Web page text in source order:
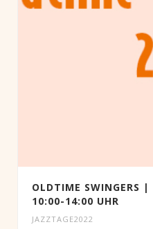
OLDTIME SWINGERS
10:00-14:00 UHR
JAZZTAGE2022